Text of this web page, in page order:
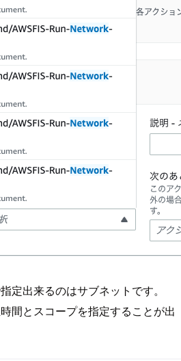
定出来るのはサブネットです。
間とスコープを指定することが出